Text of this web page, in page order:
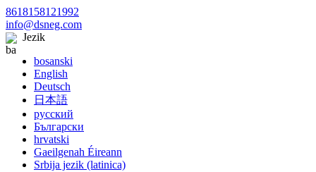
8618158121992
info@dsneg.com
Jezik
bosanski
English
Deutsch
日本語
русский
Български
hrvatski
Gaeilgenah Éireann
Srbija jezik (latinica)